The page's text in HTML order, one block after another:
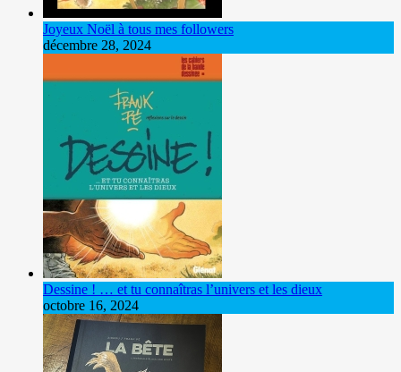
Joyeux Noël à tous mes followers
décembre 28, 2024
Dessine ! … et tu connaîtras l’univers et les dieux
octobre 16, 2024